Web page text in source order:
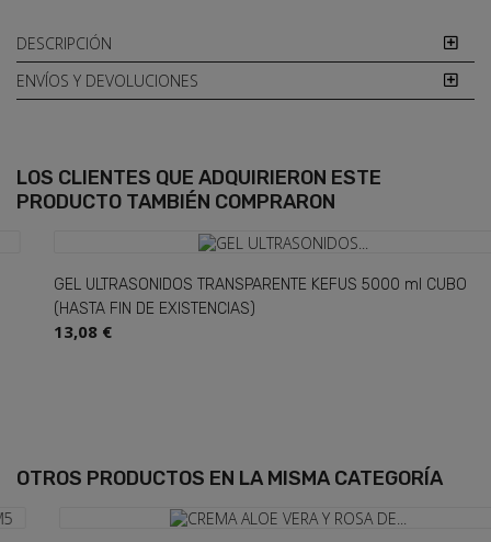
DESCRIPCIÓN
ENVÍOS Y DEVOLUCIONES
LOS CLIENTES QUE ADQUIRIERON ESTE
PRODUCTO TAMBIÉN COMPRARON
GEL ULTRASONIDOS TRANSPARENTE KEFUS 5000 ml CUBO
(HASTA FIN DE EXISTENCIAS)
13,08 €
OTROS PRODUCTOS EN LA MISMA CATEGORÍA